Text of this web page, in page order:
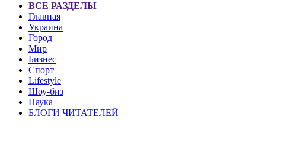
ВСЕ РАЗДЕЛЫ
Главная
Украина
Город
Мир
Бизнес
Спорт
Lifestyle
Шоу-биз
Наука
БЛОГИ ЧИТАТЕЛЕЙ